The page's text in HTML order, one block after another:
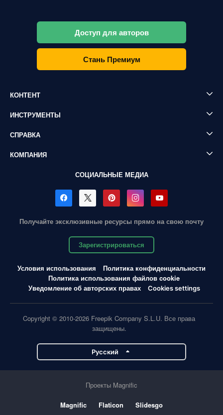
Доступ для авторов
Стань Премиум
КОНТЕНТ
ИНСТРУМЕНТЫ
СПРАВКА
КОМПАНИЯ
СОЦИАЛЬНЫЕ МЕДИА
Получайте эксклюзивные ресурсы прямо на свою почту
Зарегистрироваться
Условия использования
Политика конфиденциальности
Политика использования файлов cookie
Уведомление об авторских правах
Cookies settings
Copyright © 2010-2026 Freepik Company S.L.U. Все права
защищены.
Pусский
Проекты Magnific
Magnific Flaticon Slidesgo